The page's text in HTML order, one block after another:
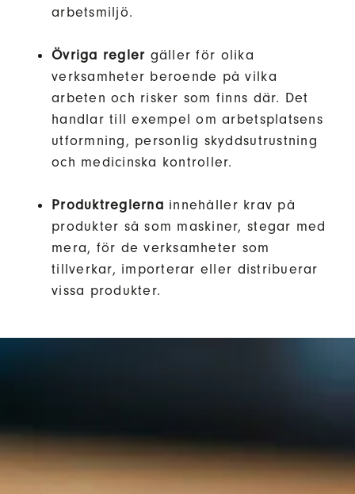
arbetsmiljö.
Övriga regler gäller för olika
verksamheter beroende på vilka
arbeten och risker som finns där. Det
handlar till exempel om arbetsplatsens
utformning, personlig skyddsutrustning
och medicinska kontroller.
Produktreglerna innehåller krav på
produkter så som maskiner, stegar med
mera, för de verksamheter som
tillverkar, importerar eller distribuerar
vissa produkter.